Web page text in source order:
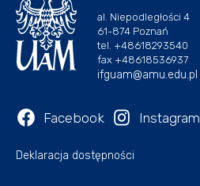
al. Niepodległości 4
61-874 Poznań
tel. +48618293540
fax +48618536937
ifguam@amu.edu.pl
Facebook Instagram
Deklaracja dostępności